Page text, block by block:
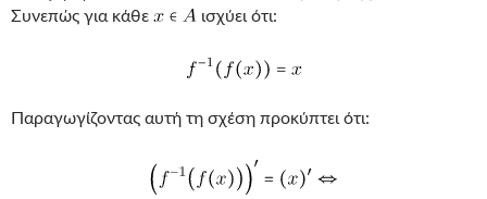
Συνεπώς για κάθε
ισχύει ότι:
Παραγωγίζοντας αυτή τη σχέση προκύπτει ότι: